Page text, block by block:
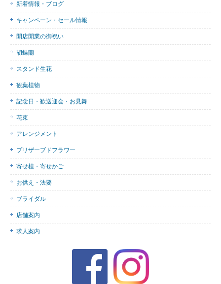
新着情報・ブログ
キャンペーン・セール情報
開店開業の御祝い
胡蝶蘭
スタンド生花
観葉植物
記念日・歓送迎会・お見舞
花束
アレンジメント
プリザーブドフラワー
寄せ植・寄せかご
お供え・法要
ブライダル
店舗案内
求人案内